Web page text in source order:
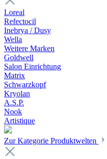
Loreal
Refectocil
Inebrya / Dusy
Wella
Weitere Marken
Goldwell
Salon Einrichtung
Matrix
Schwarzkopf
Kryolan
A.S.P.
Nook
Artistique
Zur Kategorie Produktwelten